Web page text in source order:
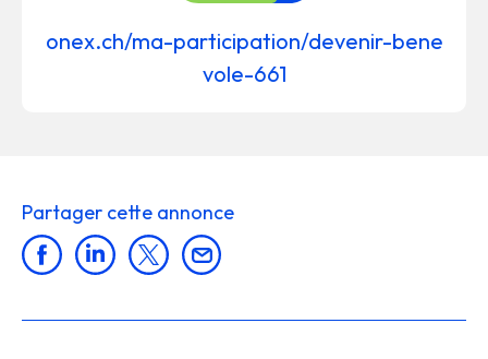
onex.ch/ma-participation/devenir-bene
vole-661
Partager cette annonce